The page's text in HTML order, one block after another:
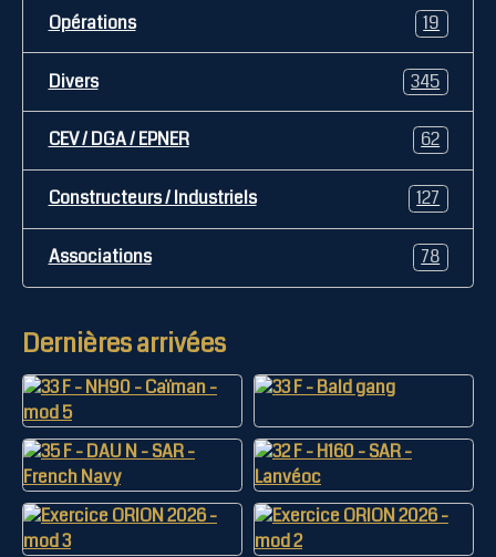
Opérations 19
Divers 345
CEV / DGA / EPNER 62
Constructeurs / Industriels 127
Associations 78
Dernières arrivées